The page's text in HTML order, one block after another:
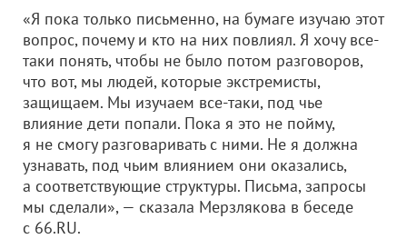
«Я пока только письменно, на бумаге изучаю этот
вопрос, почему и кто на них повлиял. Я хочу все-
таки понять, чтобы не было потом разговоров,
что вот, мы людей, которые экстремисты,
защищаем. Мы изучаем все-таки, под чье
влияние дети попали. Пока я это не пойму,
я не смогу разговаривать с ними. Не я должна
узнавать, под чьим влиянием они оказались,
а соответствующие структуры. Письма, запросы
мы сделали», — сказала Мерзлякова в беседе
с 66.RU.